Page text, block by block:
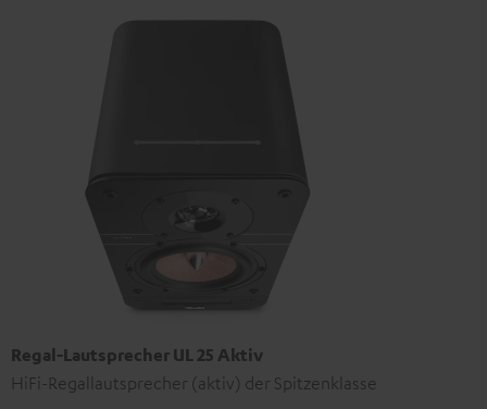
Regal-Lautsprecher UL 25 Aktiv
HiFi-Regallautsprecher (aktiv) der Spitzenklasse